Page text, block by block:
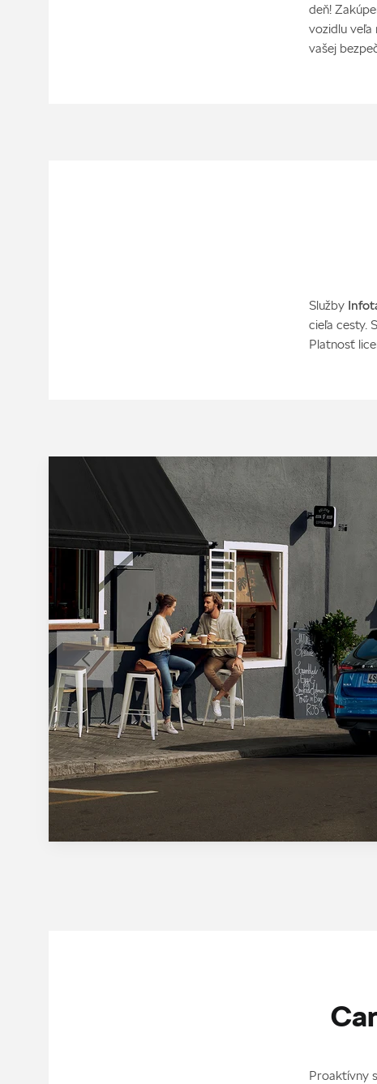
deň!
vozidlu veľa
vašej
Služby
cieľa cesty.
Platnosť
Proaktívny